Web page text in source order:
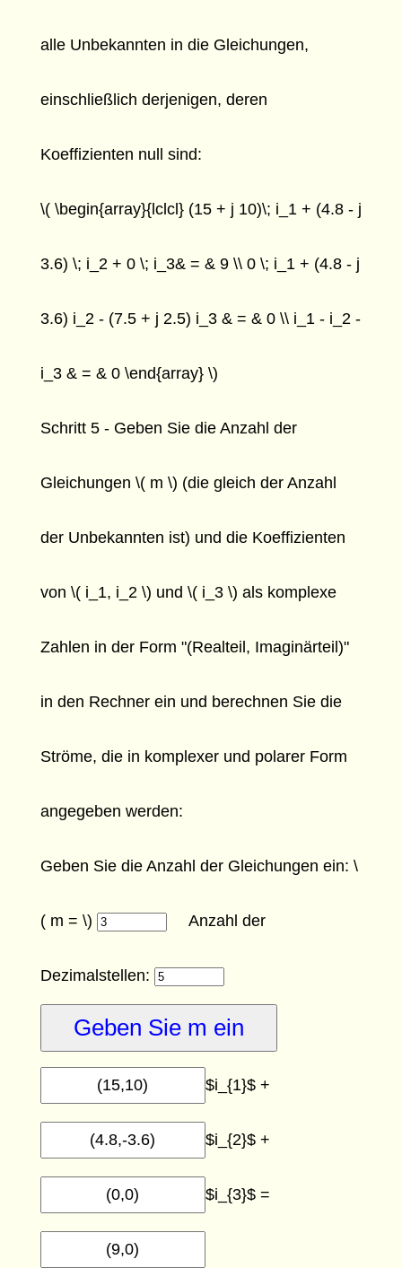
alle Unbekannten in die Gleichungen,
einschließlich derjenigen, deren
Koeffizienten null sind:
\( \begin{array}{lclcl} (15 + j 10)\; i_1 + (4.8 - j
3.6) \; i_2 + 0 \; i_3& = & 9 \\ 0 \; i_1 + (4.8 - j
3.6) i_2 - (7.5 + j 2.5) i_3 & = & 0 \\ i_1 - i_2 -
i_3 & = & 0 \end{array} \)
Schritt 5 - Geben Sie die Anzahl der
Gleichungen \( m \) (die gleich der Anzahl
der Unbekannten ist) und die Koeffizienten
von \( i_1, i_2 \) und \( i_3 \) als komplexe
Zahlen in der Form "(Realteil, Imaginärteil)"
in den Rechner ein und berechnen Sie die
Ströme, die in komplexer und polarer Form
angegeben werden:
Geben Sie die Anzahl der Gleichungen ein: \
( m = \) Anzahl der
Dezimalstellen:
$i_{1}$ +
$i_{2}$ +
$i_{3}$ =